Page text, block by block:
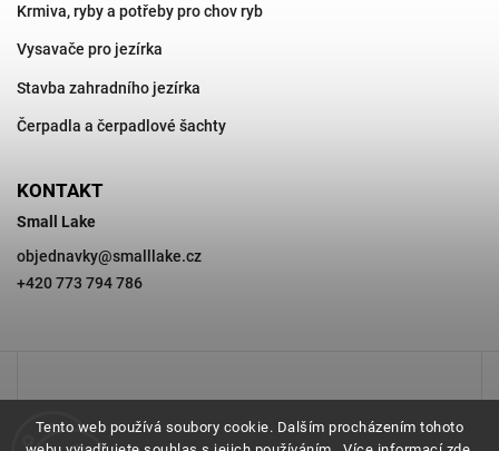
Tento web používá soubory cookie. Dalším procházením tohoto
Krmiva, ryby a potřeby pro chov ryb
Vysavače pro jezírka
Stavba zahradního jezírka
Čerpadla a čerpadlové šachty
KONTAKT
Small Lake
objednavky@smalllake.cz
+420 773 794 786